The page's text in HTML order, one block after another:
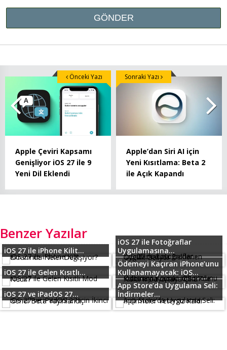
Apple Çeviri Kapsamı
Genişliyor iOS 27 ile 9
Yeni Dil Eklendi
Önceki Yazı
Apple’dan Siri AI için
Yeni Kısıtlama: Beta 2
ile Açık Kapandı
Sonraki Yazı
Benzer Yazılar
iOS 27 ile iPhone Kilit...
iOS 27 ile Fotoğraflar
Uygulamasına...
iOS 27 ile Gelen Kısıtlı...
Ödemeyi Kaçıran iPhone’unu
Kullanamayacak: iOS...
iOS 27 ve iPadOS 27...
App Store’da Uygulama Seli:
İndirmeler...